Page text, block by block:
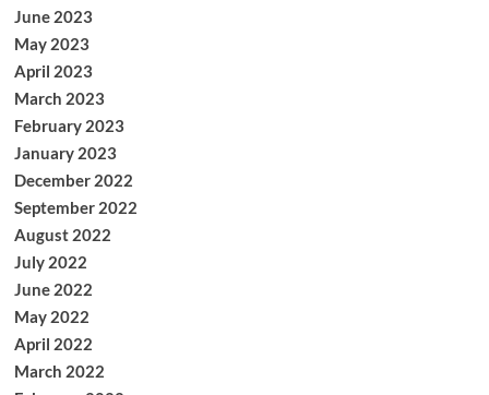
June 2023
May 2023
April 2023
March 2023
February 2023
January 2023
December 2022
September 2022
August 2022
July 2022
June 2022
May 2022
April 2022
March 2022